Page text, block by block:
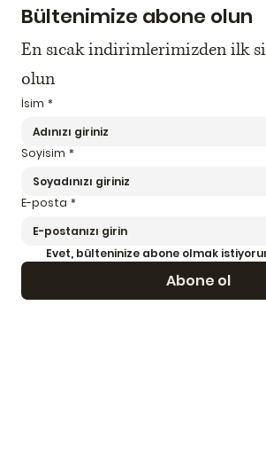
Bültenimize abone olun
En sıcak indirimlerimizden ilk
olun
İsim *
Soyisim *
E-posta *
Evet, bülteninize abone olmak
Abone ol